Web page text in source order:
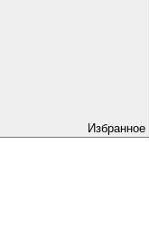
Избранное